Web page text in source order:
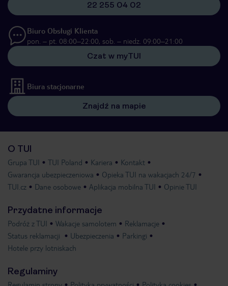
22 255 04 02
Biuro Obsługi Klienta
pon. – pt. 08:00–22:00, sob. – niedz. 09:00–21:00
Czat w myTUI
Biura stacjonarne
Znajdź na mapie
O TUI
Grupa TUI TUI Poland Kariera
Kontakt
Gwarancja ubezpieczeniowa
Opieka TUI na wakacjach 24/7
TUI.cz
Dane osobowe Aplikacja mobilna TUI Opinie TUI
Przydatne informacje
Podróż z TUI Wakacje samolotem
Reklamacje
Status reklamacji
Ubezpieczenia
Parkingi
Hotele przy lotniskach
Regulaminy